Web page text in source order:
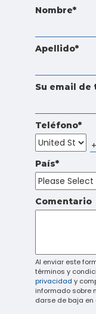
and
Nombre*
Apellido*
Su email de
Teléfono*
País*
Comentario
Al enviar este
términos y
privacidad y
informado sobre
darse de baja en